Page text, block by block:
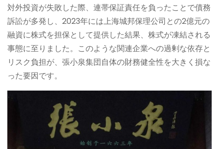
対外投資が失敗した際、連帯保証責任を負ったことで債務
訴訟が多発し、2023年には上海城邦保理公司との2億元の
融資に株式を担保として提供した結果、株式が凍結される
事態に至りました。このような関連企業への過剰な依存と
リスク負担が、張小泉集団自体の財務健全性を大きく損な
った要因です。